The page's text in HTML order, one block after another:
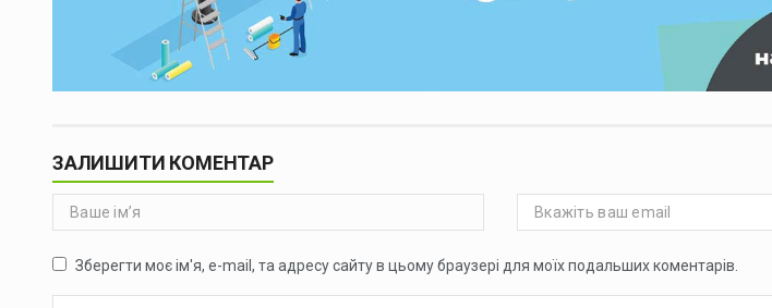
ЗАЛИШИТИ КОМЕНТАР
Зберегти моє ім'я, e-mail, та адресу сайту в цьому браузері для моїх подальших коментарів.